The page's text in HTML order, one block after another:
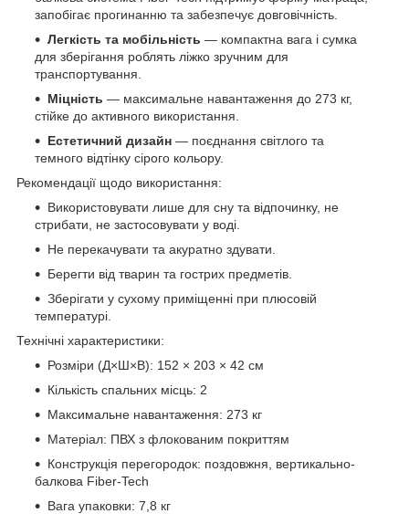
запобігає прогинанню та забезпечує довговічність.
Легкість та мобільність — компактна вага і сумка
для зберігання роблять ліжко зручним для
транспортування.
Міцність — максимальне навантаження до 273 кг,
стійке до активного використання.
Естетичний дизайн — поєднання світлого та
темного відтінку сірого кольору.
Рекомендації щодо використання:
Використовувати лише для сну та відпочинку, не
стрибати, не застосовувати у воді.
Не перекачувати та акуратно здувати.
Берегти від тварин та гострих предметів.
Зберігати у сухому приміщенні при плюсовій
температурі.
Технічні характеристики:
Розміри (Д×Ш×В): 152 × 203 × 42 см
Кількість спальних місць: 2
Максимальне навантаження: 273 кг
Матеріал: ПВХ з флокованим покриттям
Конструкція перегородок: поздовжня, вертикально-
балкова Fiber-Tech
Вага упаковки: 7,8 кг